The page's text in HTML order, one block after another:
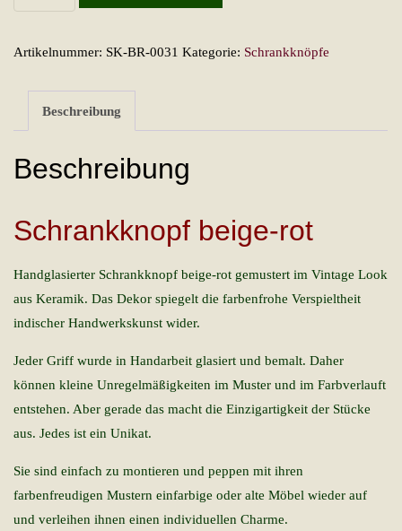
Menge
Artikelnummer: SK-BR-0031 Kategorie: Schrankknöpfe
Beschreibung
Beschreibung
Schrankknopf beige-rot
Handglasierter Schrankknopf beige-rot gemustert im Vintage Look
aus Keramik. Das Dekor spiegelt die farbenfrohe Verspieltheit
indischer Handwerkskunst wider.
Jeder Griff wurde in Handarbeit glasiert und bemalt. Daher
können kleine Unregelmäßigkeiten im Muster und im Farbverlauft
entstehen. Aber gerade das macht die Einzigartigkeit der Stücke
aus. Jedes ist ein Unikat.
Sie sind einfach zu montieren und peppen mit ihren
farbenfreudigen Mustern einfarbige oder alte Möbel wieder auf
und verleihen ihnen einen individuellen Charme.